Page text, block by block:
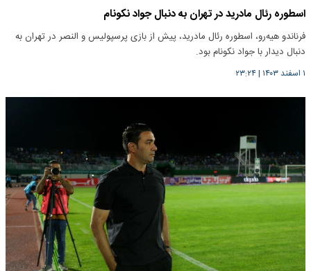
اسطوره رئال مادرید در تهران به دنبال جواد نکونام
فرناندو هیه‌رو، اسطوره رئال مادرید، پیش از بازی پرسپولیس و النصر در تهران به
دنبال دیدار با جواد نکونام بود.
۱ اسفند ۱۴۰۳ |۲۳:۲۴